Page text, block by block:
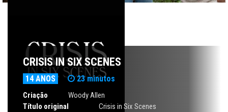
CRISIS IN SIX SCENES
14 ANOS 23 minutos
Criação
Woody Allen
Título original
Crisis in Six Scenes